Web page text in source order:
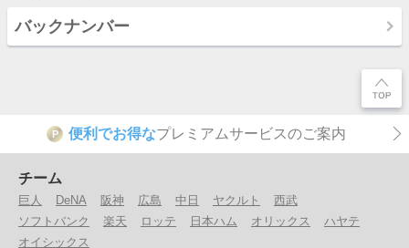
バックナンバー
P 便利でお得なプレミアムサービスのご案内
チーム
巨人 DeNA 阪神 広島 中日 ヤクルト
西武
ソフトバンク
楽天 ロッテ 日本ハム オリックス
ハヤテ
オイシックス